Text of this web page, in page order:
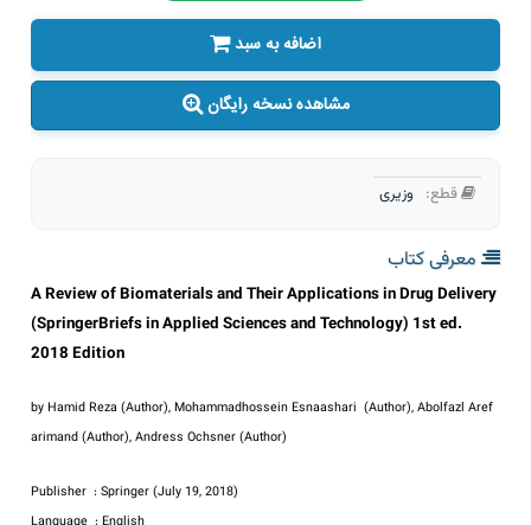
اضافه به سبد
مشاهده نسخه رایگان
قطع: وزیری
معرفی کتاب
A Review of Biomaterials and Their Applications in Drug Delivery
(SpringerBriefs in Applied Sciences and Technology) 1st ed.
2018 Edition
by Hamid Reza (Author), Mohammadhossein Esnaashari (Author), Abolfazl Aref
arimand (Author), Andress Ochsner (Author)
Publisher ‏ : ‎Springer (July 19, 2018)